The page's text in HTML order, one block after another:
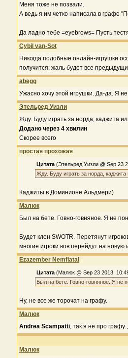
Меня тоже не позвали.
А ведь я им четко написала в графе
Да ладно тебе =eyebrows= Пусть
Cybil van-Sot
Никогда подобные онлайн-игрушки
получится: жаль будет все
abegg
Ужасно хочу этой игрушки. Да-да. Я
Этельред Уизли
Жду. Буду играть за норда, каджита
Додано через 4 хвилин
Скорее всего
простая прохожая
Цитата (Этельред Уизли @ Sep 23
Жду. Буду играть за норда,
Каджиты в Доминионе Альдмери)
Малюк
Был на бете. Говно-говняное. Я не
Будет клон SWOTR. Перетянут
многие игроки вов перейдут на
Ezazember Nemfiatal
Цитата (Малюк @ Sep 23 2013,
Был на бете. Говно-говняное. Я не
Ну, не все же торочат на графу.
Малюк
Andrea Scampatti, так я не про
Малюк